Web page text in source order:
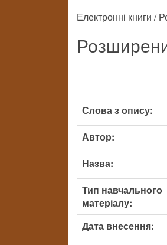
Електронні книги /
Слова з опису:
Автор:
Назва:
Тип навчального
матеріалу:
Дата внесення: